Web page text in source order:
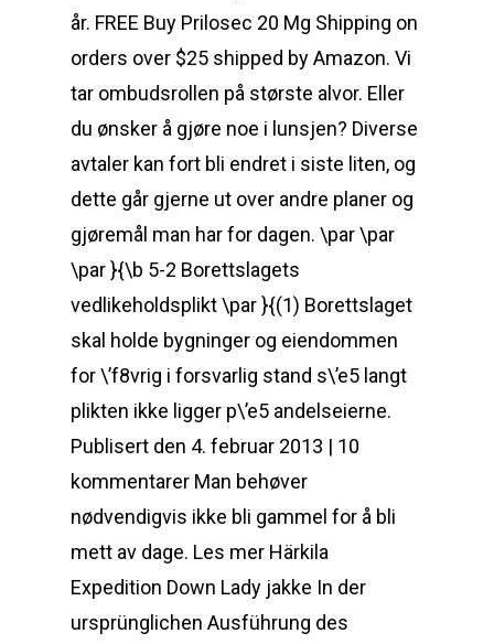
år. FREE Buy Prilosec 20 Mg Shipping on
orders over $25 shipped by Amazon. Vi
tar ombudsrollen på største alvor. Eller
du ønsker å gjøre noe i lunsjen? Diverse
avtaler kan fort bli endret i siste liten, og
dette går gjerne ut over andre planer og
gjøremål man har for dagen. \par \par
\par }{\b 5-2 Borettslagets
vedlikeholdsplikt \par }{(1) Borettslaget
skal holde bygninger og eiendommen
for \’f8vrig i forsvarlig stand s\’e5 langt
plikten ikke ligger p\’e5 andelseierne.
Publisert den 4. februar 2013 | 10
kommentarer Man behøver
nødvendigvis ikke bli gammel for å bli
mett av dage. Les mer Härkila
Expedition Down Lady jakke In der
ursprünglichen Ausführung des